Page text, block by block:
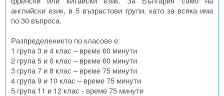
английски език, в 5 възрастови групи, като за всяка има
по 30 въпроса.
Разпределението по класове е:
1 група 3 и 4 клас – време 60 минути
2 група 5 и 6 клас – време 60 минути
3 група 7 и 8 клас – време 75 минути
4 група 9 и 10 клас – време 75 минути
5 група 11 и 12 клас - време 75 минути